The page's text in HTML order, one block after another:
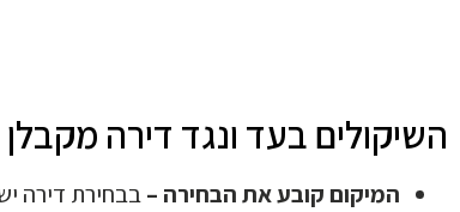
השיקולים בעד ונגד דירה מקבלן
המיקום קובע את הבחירה –בבחירת דירה